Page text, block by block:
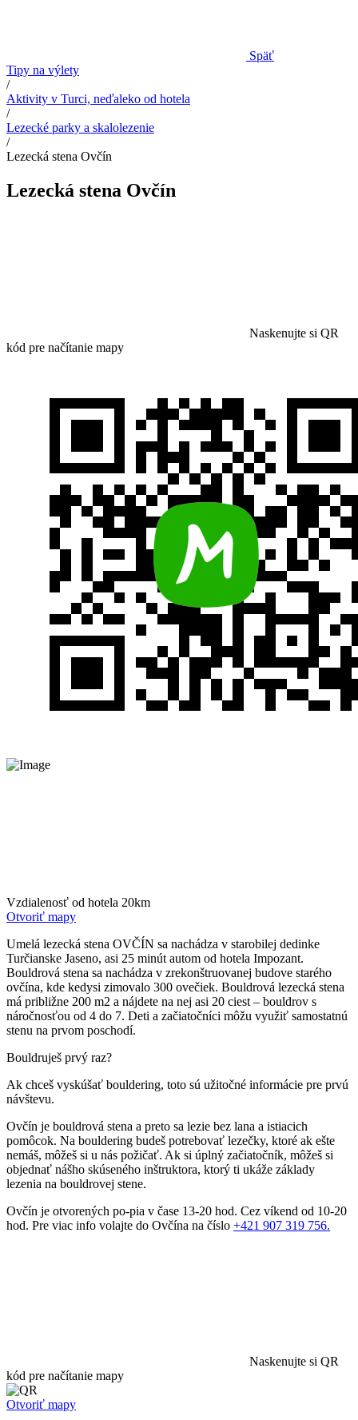
Späť
Tipy na výlety
/
Aktivity v Turci, neďaleko od hotela
/
Lezecké parky a skalolezenie
/
Lezecká stena Ovčín
Lezecká stena Ovčín
Naskenujte si QR
kód pre načítanie mapy
Vzdialenosť od hotela 20km
Otvoriť mapy
Umelá lezecká stena OVČÍN sa nachádza v starobilej dedinke
Turčianske Jaseno, asi 25 minút autom od hotela Impozant.
Bouldrová stena sa nachádza v zrekonštruovanej budove starého
ovčína, kde kedysi zimovalo 300 ovečiek. Bouldrová lezecká stena
má približne 200 m2 a nájdete na nej asi 20 ciest – bouldrov s
náročnosťou od 4 do 7. Deti a začiatočníci môžu využiť samostatnú
stenu na prvom poschodí.
Bouldruješ prvý raz?
Ak chceš vyskúšať bouldering, toto sú užitočné informácie pre prvú
návštevu.
Ovčín je bouldrová stena a preto sa lezie bez lana a istiacich
pomôcok. Na bouldering budeš potrebovať lezečky, ktoré ak ešte
nemáš, môžeš si u nás požičať. Ak si úplný začiatočník, môžeš si
objednať nášho skúseného inštruktora, ktorý ti ukáže základy
lezenia na bouldrovej stene.
Ovčín je otvorených po-pia v čase 13-20 hod. Cez víkend od 10-20
hod. Pre viac info volajte do Ovčína na číslo +421 907 319 756.
Naskenujte si QR
kód pre načítanie mapy
Otvoriť mapy